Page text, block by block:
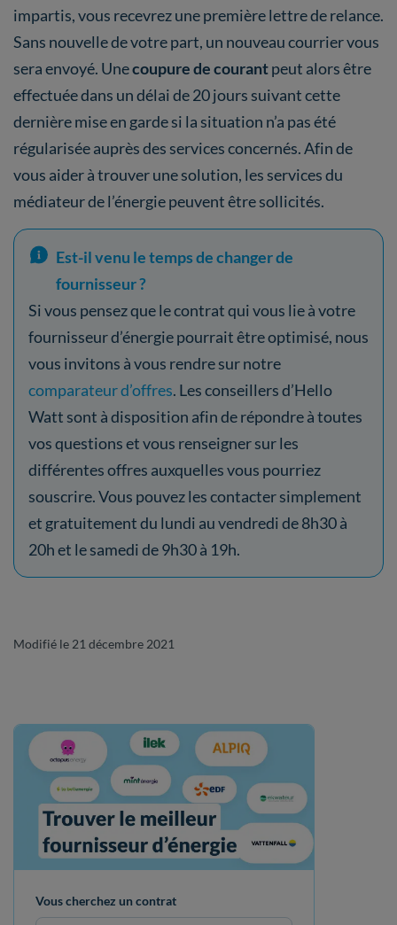
Vous cherchez un contrat
impartis, vous recevrez une première lettre de relance.
Sans nouvelle de votre part, un nouveau courrier vous
sera envoyé. Unecoupure de courantpeut alors être
effectuée dans un délai de 20 jours suivant cette
dernière mise en garde si la situation n’a pas été
régularisée auprès des services concernés. Afin de
vous aider à trouver une solution, les services du
médiateur de l’énergie peuvent être sollicités.
Est-il venu le temps de changer de
fournisseur ?
Si vous pensez que le contrat qui vous lie à votre
fournisseur d’énergie pourrait être optimisé, nous
vous invitons à vous rendre sur notre
comparateur d’offres. Les conseillers d’Hello
Watt sont à disposition afin de répondre à toutes
vos questions et vous renseigner sur les
différentes offres auxquelles vous pourriez
souscrire. Vous pouvez les contacter simplement
et gratuitement du lundi au vendredi de 8h30 à
20h et le samedi de 9h30 à 19h.
Modifié le 21 décembre 2021